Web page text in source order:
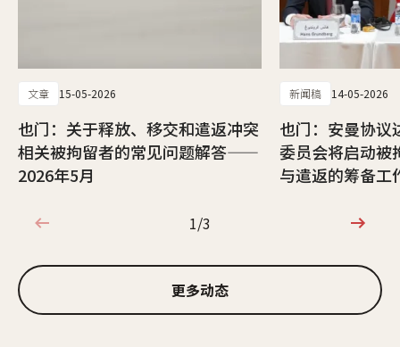
文章 15-05-2026
也门：关于释放、移交和遣返冲突
相关被拘留者的常见问题解答——
2026年5月
新闻稿 14-05-2026
也门：安曼协议
委员会将启动被
与遣返的筹备工
1/3
1/3
更多动态